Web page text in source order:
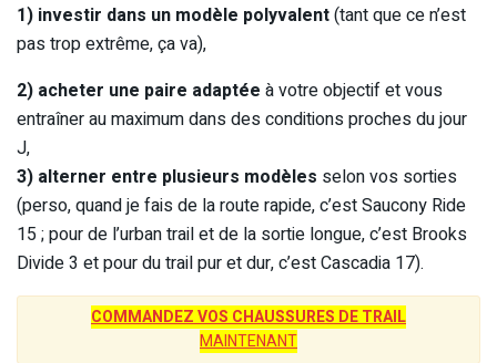
1) investir dans un modèle polyvalent(tant que ce n’est
pas trop extrême, ça va),
2) acheter une paire adaptée à votre objectif et vous
entraîner au maximum dans des conditions proches du jour
J,
3) alterner entre plusieurs modèles selon vos sorties
(perso, quand je fais de la route rapide, c’est Saucony Ride
15 ; pour de l’urban trail et de la sortie longue, c’est Brooks
Divide 3 et pour du trail pur et dur, c’est Cascadia 17).
COMMANDEZ VOS CHAUSSURES DE TRAIL
MAINTENANT